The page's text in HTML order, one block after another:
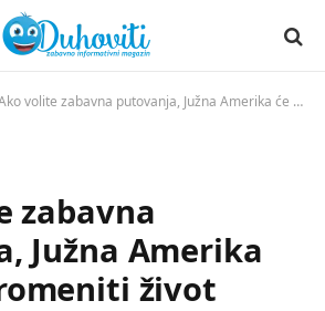
volite zabavna putovanja, Južna Amerika će vam promeniti život
zabavna
Južna Amerika
život